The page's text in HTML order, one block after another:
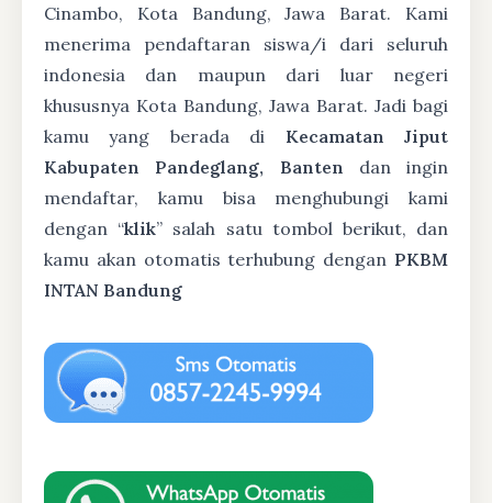
Cinambo, Kota Bandung, Jawa Barat. Kami
menerima pendaftaran siswa/i dari seluruh
indonesia dan maupun dari luar negeri
khususnya Kota Bandung, Jawa Barat. Jadi bagi
kamu yang berada di Kecamatan Jiput
Kabupaten Pandeglang, Banten dan ingin
mendaftar, kamu bisa menghubungi kami
dengan “klik” salah satu tombol berikut, dan
kamu akan otomatis terhubung dengan PKBM
INTAN Bandung